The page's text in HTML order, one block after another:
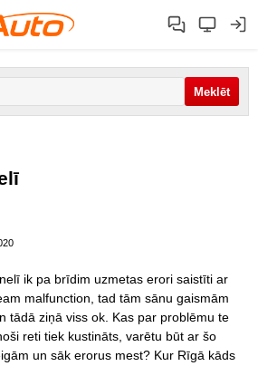
ik pa brīdim uzmetas erori saistīti ar
malfunction, tad tām sānu gaismām
tādā ziņā viss ok. Kas par problēmu te
reti tiek kustināts, varētu būt ar šo
un sāk erorus mest? Kur Rīgā kāds